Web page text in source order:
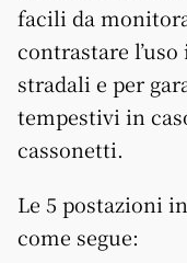
facili da
contrastare
stradali e per
tempestivi in
cassonetti.
Le 5 postazioni
come segue: